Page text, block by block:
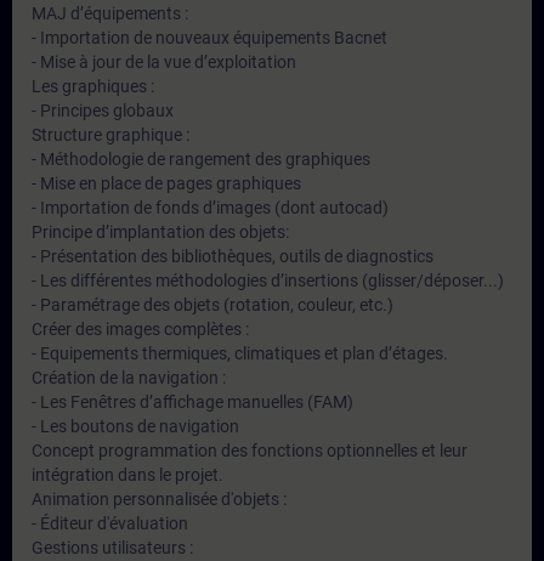
MAJ d’équipements :
- Importation de nouveaux équipements Bacnet
- Mise à jour de la vue d’exploitation
Les graphiques :
- Principes globaux
Structure graphique :
- Méthodologie de rangement des graphiques
- Mise en place de pages graphiques
- Importation de fonds d’images (dont autocad)
Principe d’implantation des objets:
- Présentation des bibliothèques, outils de diagnostics
- Les différentes méthodologies d’insertions (glisser/déposer...)
- Paramétrage des objets (rotation, couleur, etc.)
Créer des images complètes :
- Equipements thermiques, climatiques et plan d’étages.
Création de la navigation :
- Les Fenêtres d’affichage manuelles (FAM)
- Les boutons de navigation
Concept programmation des fonctions optionnelles et leur
intégration dans le projet.
Animation personnalisée d'objets :
- Éditeur d'évaluation
Gestions utilisateurs :